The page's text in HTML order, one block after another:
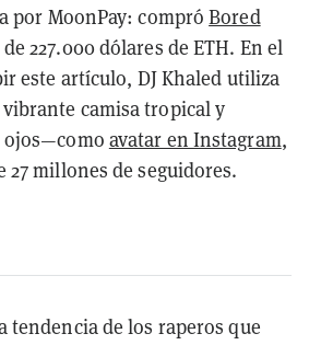
por MoonPay: compróBored
227.000 dólares de ETH. En el
este artículo, DJ Khaled utiliza
camisa tropical y
ojos—como avatar en Instagram,
27 millones de seguidores.
tendencia de los raperos que